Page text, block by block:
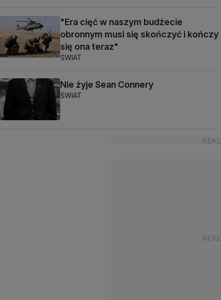
"Era cięć w naszym budżecie
obronnym musi się skończyć i kończy
się ona teraz"
ŚWIAT
Nie żyje Sean Connery
ŚWIAT